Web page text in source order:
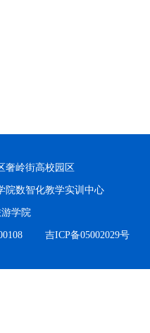
奢岭街高校园区
院数智化教学实训中心
学院
吉ICP备05002029号